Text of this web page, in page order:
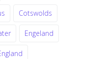
Cotswolds
Engeland